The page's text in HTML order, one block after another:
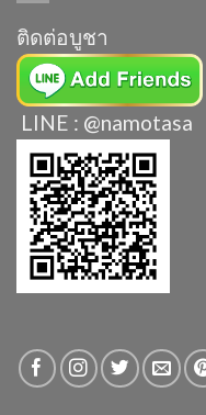
ติดต่อบูชา
LINE : @namotasa